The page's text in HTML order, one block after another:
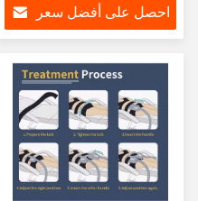
احصل على أفضل سعر